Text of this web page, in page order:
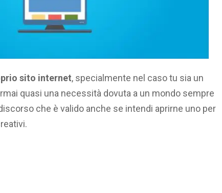
sito internet, specialmente nel caso tu sia un
quasi una necessità dovuta a un mondo sempre
che è valido anche se intendi aprirne uno per